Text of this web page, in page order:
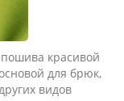
красивой
для брюк,
видов